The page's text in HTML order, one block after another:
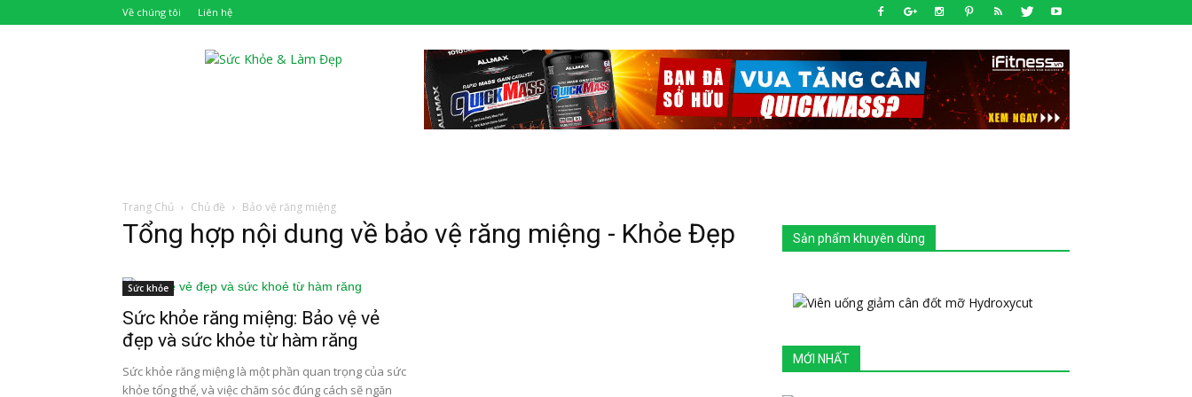
Về chúng tôi Liên hệ
Trang Chủ Chủ đề Bảo vệ răng miệng
Tổng hợp nội dung về bảo vệ răng miệng - Khỏe Đẹp
Sức khỏe
Sức khỏe răng miệng: Bảo vệ vẻ
đẹp và sức khỏe từ hàm răng
Sức khỏe răng miệng là một phần quan trọng của sức
khỏe tổng thể, và việc chăm sóc đúng cách sẽ ngăn
Sản phẩm khuyên dùng
MỚI NHẤT